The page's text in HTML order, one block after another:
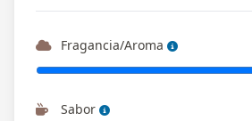
Fragancia/Aroma
Sabor